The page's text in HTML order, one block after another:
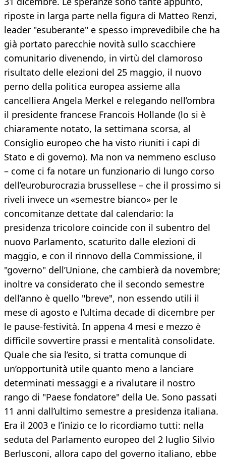
riposte in larga parte nella figura di Matteo Renzi,
leader "esuberante" e spesso imprevedibile che ha
già portato parecchie novità sullo scacchiere
comunitario divenendo, in virtù del clamoroso
risultato delle elezioni del 25 maggio, il nuovo
perno della politica europea assieme alla
cancelliera Angela Merkel e relegando nell’ombra
il presidente francese Francois Hollande (lo si è
chiaramente notato, la settimana scorsa, al
Consiglio europeo che ha visto riuniti i capi di
Stato e di governo). Ma non va nemmeno escluso
– come ci fa notare un funzionario di lungo corso
dell’euroburocrazia brussellese – che il prossimo si
riveli invece un «semestre bianco» per le
concomitanze dettate dal calendario: la
presidenza tricolore coincide con il subentro del
nuovo Parlamento, scaturito dalle elezioni di
maggio, e con il rinnovo della Commissione, il
"governo" dell’Unione, che cambierà da novembre;
inoltre va considerato che il secondo semestre
dell’anno è quello "breve", non essendo utili il
mese di agosto e l’ultima decade di dicembre per
le pause-festività. In appena 4 mesi e mezzo è
difficile sovvertire prassi e mentalità consolidate.
Quale che sia l’esito, si tratta comunque di
un’opportunità utile quanto meno a lanciare
determinati messaggi e a rivalutare il nostro
rango di "Paese fondatore" della Ue. Sono passati
11 anni dall’ultimo semestre a presidenza italiana.
Era il 2003 e l’inizio ce lo ricordiamo tutti: nella
seduta del Parlamento europeo del 2 luglio Silvio
Berlusconi, allora capo del governo italiano, ebbe